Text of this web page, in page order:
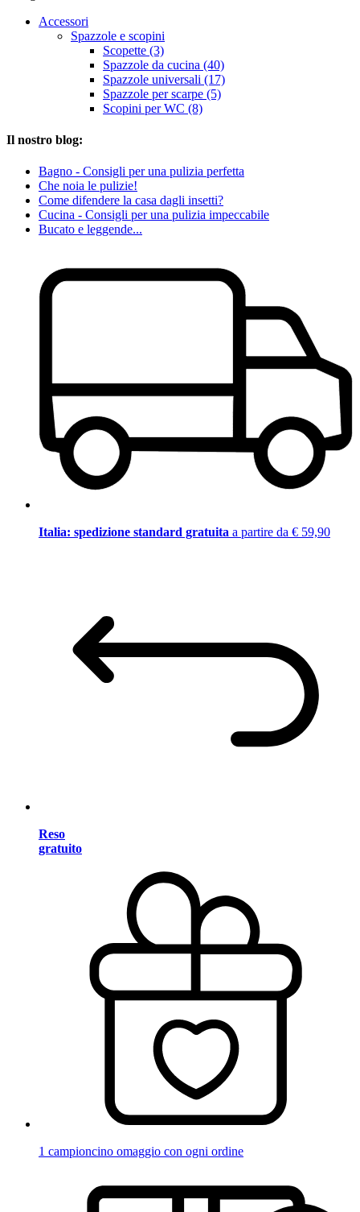
Accessori
Spazzole e scopini
Scopette (3)
Spazzole da cucina (40)
Spazzole universali (17)
Spazzole per scarpe (5)
Scopini per WC (8)
Il nostro blog:
Bagno - Consigli per una pulizia perfetta
Che noia le pulizie!
Come difendere la casa dagli insetti?
Cucina - Consigli per una pulizia impeccabile
Bucato e leggende...
Italia: spedizione standard gratuita a partire da € 59,90
Reso
gratuito
1 campioncino omaggio con ogni ordine